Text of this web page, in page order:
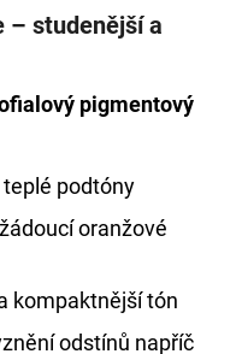
– studenější a
pigmentový
podtóny
oranžové
kompaktnější tón
odstínů napříč